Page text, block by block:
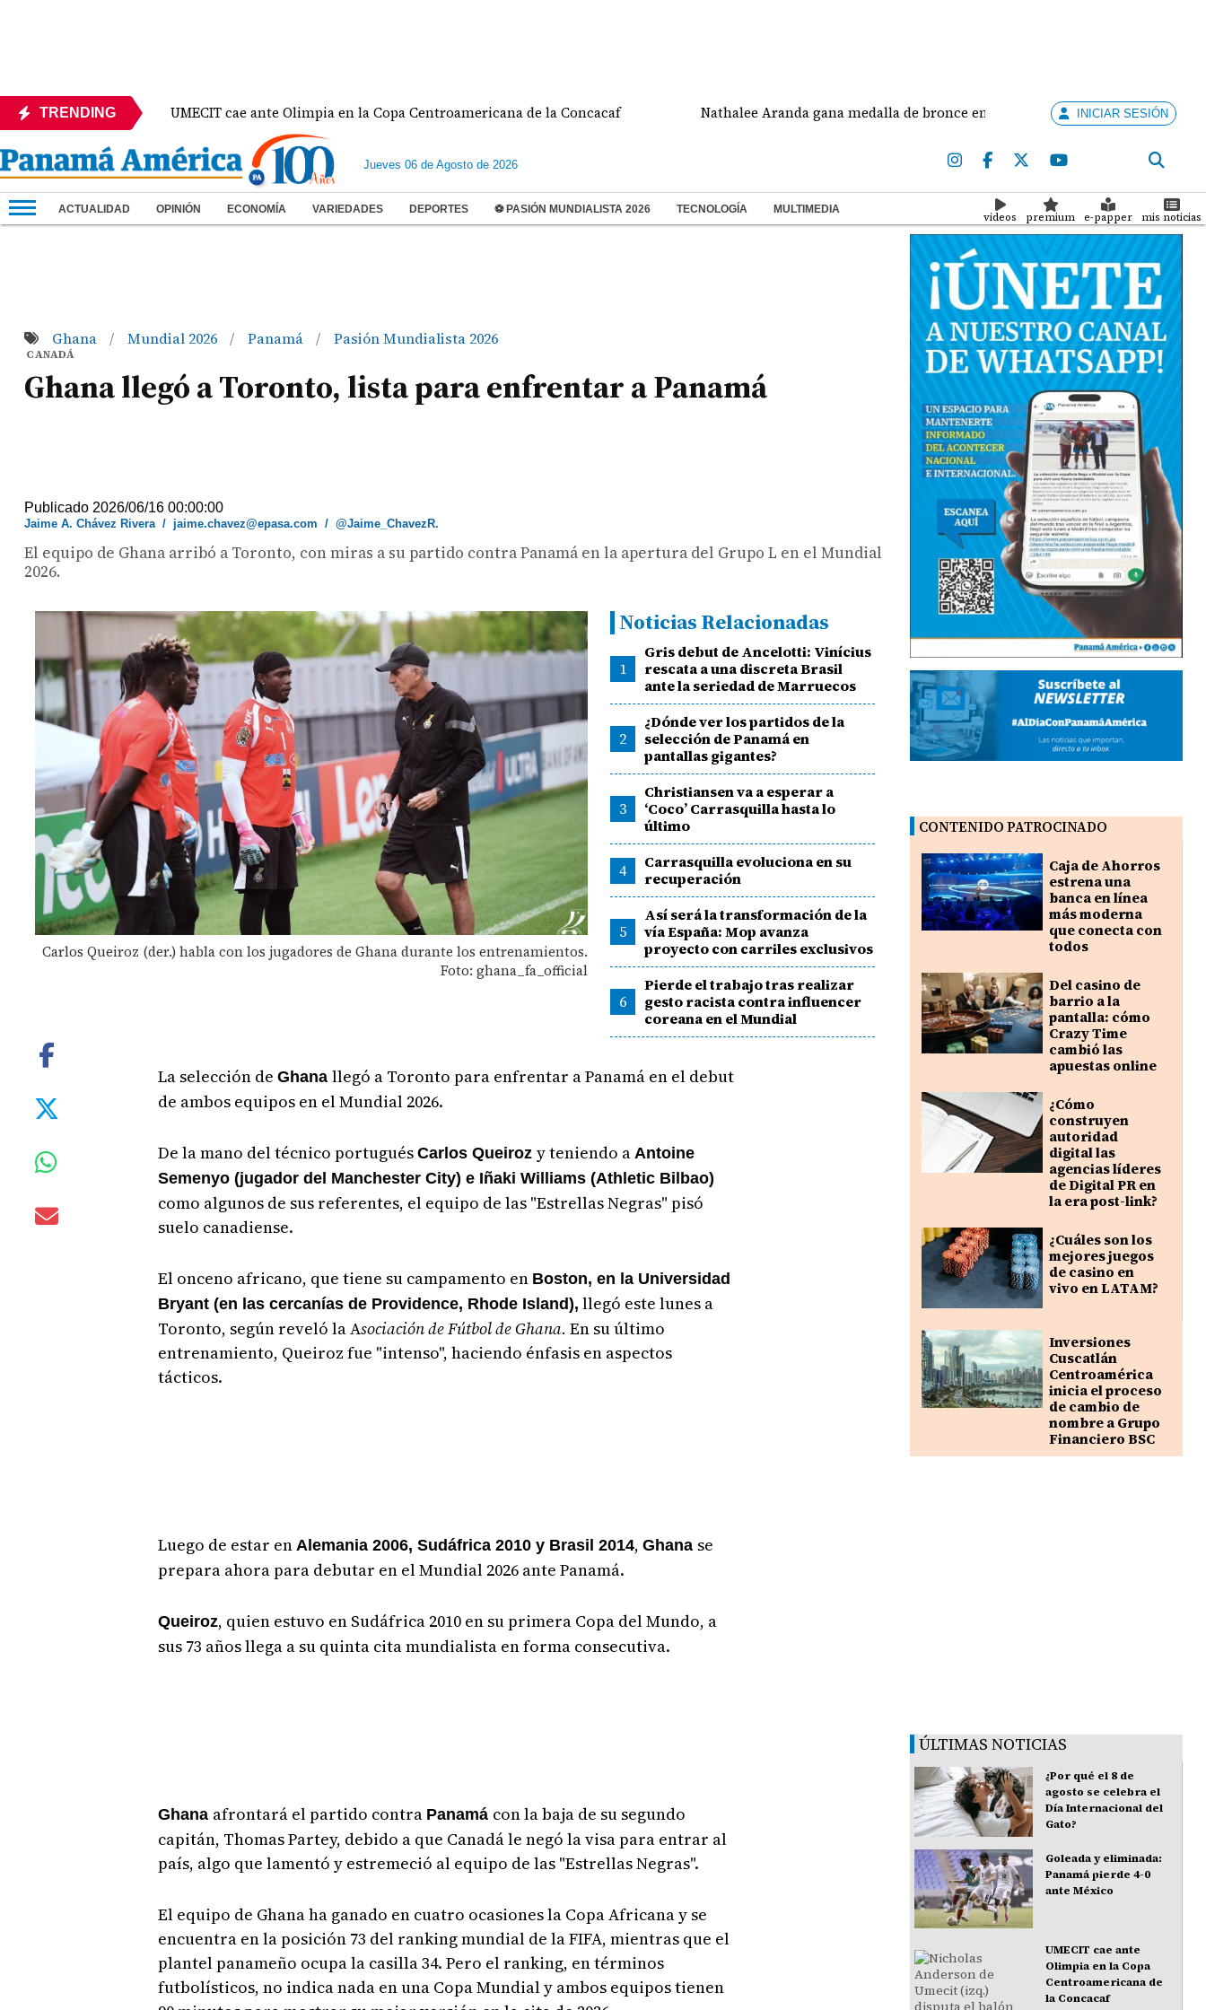
TRENDING UMECIT cae ante Olimpia en la Copa Centroamericana de la Concacaf Nathalee Aranda gana medalla de bronce en salto largo femenino José
INICIAR SESIÓN
Jueves 06 de Agosto de 2026
ACTUALIDAD OPINIÓN ECONOMÍA VARIEDADES DEPORTES ⚽ PASIÓN MUNDIALISTA 2026 TECNOLOGÍA MULTIMEDIA
videos premium e-papper mis noticias
Ghana / Mundial 2026 / Panamá / Pasión Mundialista 2026
CANADÁ
Ghana llegó a Toronto, lista para enfrentar a Panamá
Publicado 2026/06/16 00:00:00
Jaime A. Chávez Rivera/ jaime.chavez@epasa.com /@Jaime_ChavezR.
El equipo de Ghana arribó a Toronto, con miras a su partido contra Panamá en la apertura del Grupo L en el Mundial
2026.
Carlos Queiroz (der.) habla con los jugadores de Ghana durante los entrenamientos.
Foto: ghana_fa_official
Noticias Relacionadas
1
Gris debut de Ancelotti: Vinícius
rescata a una discreta Brasil
ante la seriedad de Marruecos
2
¿Dónde ver los partidos de la
selección de Panamá en
pantallas gigantes?
3
Christiansen va a esperar a
‘Coco’ Carrasquilla hasta lo
último
4
Carrasquilla evoluciona en su
recuperación
5
Así será la transformación de la
vía España: Mop avanza
proyecto con carriles exclusivos
6
Pierde el trabajo tras realizar
gesto racista contra influencer
coreana en el Mundial
La selección de Ghana llegó a Toronto para enfrentar a Panamá en el debut
de ambos equipos en el Mundial 2026.
De la mano del técnico portugués Carlos Queiroz y teniendo aAntoine
Semenyo (jugador del Manchester City) e Iñaki Williams (Athletic Bilbao)
como algunos de sus referentes, el equipo de las "Estrellas Negras" pisó
suelo canadiense.
El onceno africano, que tiene su campamento en Boston, en la Universidad
Bryant (en las cercanías de Providence, Rhode Island), llegó este lunes a
Toronto, según reveló la Asociación de Fútbol de Ghana. En su último
entrenamiento, Queiroz fue "intenso", haciendo énfasis en aspectos
tácticos.
Luego de estar en Alemania 2006, Sudáfrica 2010 y Brasil 2014, Ghana se
prepara ahora para debutar en el Mundial 2026 ante Panamá.
Queiroz, quien estuvo en Sudáfrica 2010 en su primera Copa del Mundo, a
sus 73 años llega a su quinta cita mundialista en forma consecutiva.
Ghana afrontará el partido contra Panamá con la baja de su segundo
capitán, Thomas Partey, debido a que Canadá le negó la visa para entrar al
país, algo que lamentó y estremeció al equipo de las "Estrellas Negras".
El equipo de Ghana ha ganado en cuatro ocasiones la Copa Africana y se
encuentra en la posición 73 del ranking mundial de la FIFA, mientras que el
plantel panameño ocupa la casilla 34. Pero el ranking, en términos
futbolísticos, no indica nada en una Copa Mundial y ambos equipos tienen
CONTENIDO PATROCINADO
Caja de Ahorros
estrena una
banca en línea
más moderna
que conecta con
todos
Del casino de
barrio a la
pantalla: cómo
Crazy Time
cambió las
apuestas online
¿Cómo
construyen
autoridad
digital las
agencias líderes
de Digital PR en
la era post-link?
¿Cuáles son los
mejores juegos
de casino en
vivo en LATAM?
Inversiones
Cuscatlán
Centroamérica
inicia el proceso
de cambio de
nombre a Grupo
Financiero BSC
ÚLTIMAS NOTICIAS
¿Por qué el 8 de
agosto se celebra el
Día Internacional del
Gato?
Goleada y eliminada:
Panamá pierde 4-0
ante México
UMECIT cae ante
Olimpia en la Copa
Centroamericana de
la Concacaf